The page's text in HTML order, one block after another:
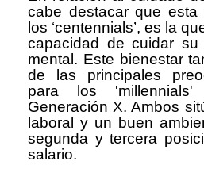
cabe destacar que esta
los ‘centennials’, es la
capacidad de cuidar
mental. Este bienestar
de las principales
para los
Generación X. Ambos
laboral y un buen
segunda y tercera
salario.